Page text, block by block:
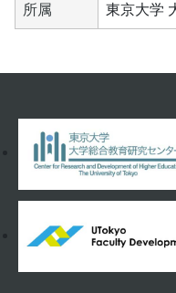
所属 東京大学